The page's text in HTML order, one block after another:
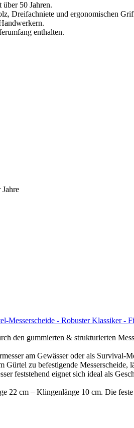
50 Jahren.
Dreifachniete und ergonomischen
enthalten.
Messerscheide - Robuster Klassiker -
gummierten & strukturierten
am Gewässer oder als Survival-
zu befestigende Messerscheide,
feststehend eignet sich ideal als
cm – Klingenlänge 10 cm. Die feste